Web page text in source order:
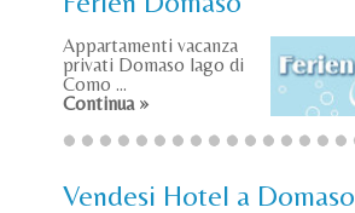
Appartamenti vacanza
privati Domaso lago di
Como ...
Continua »
Vendesi Hotel a Domaso